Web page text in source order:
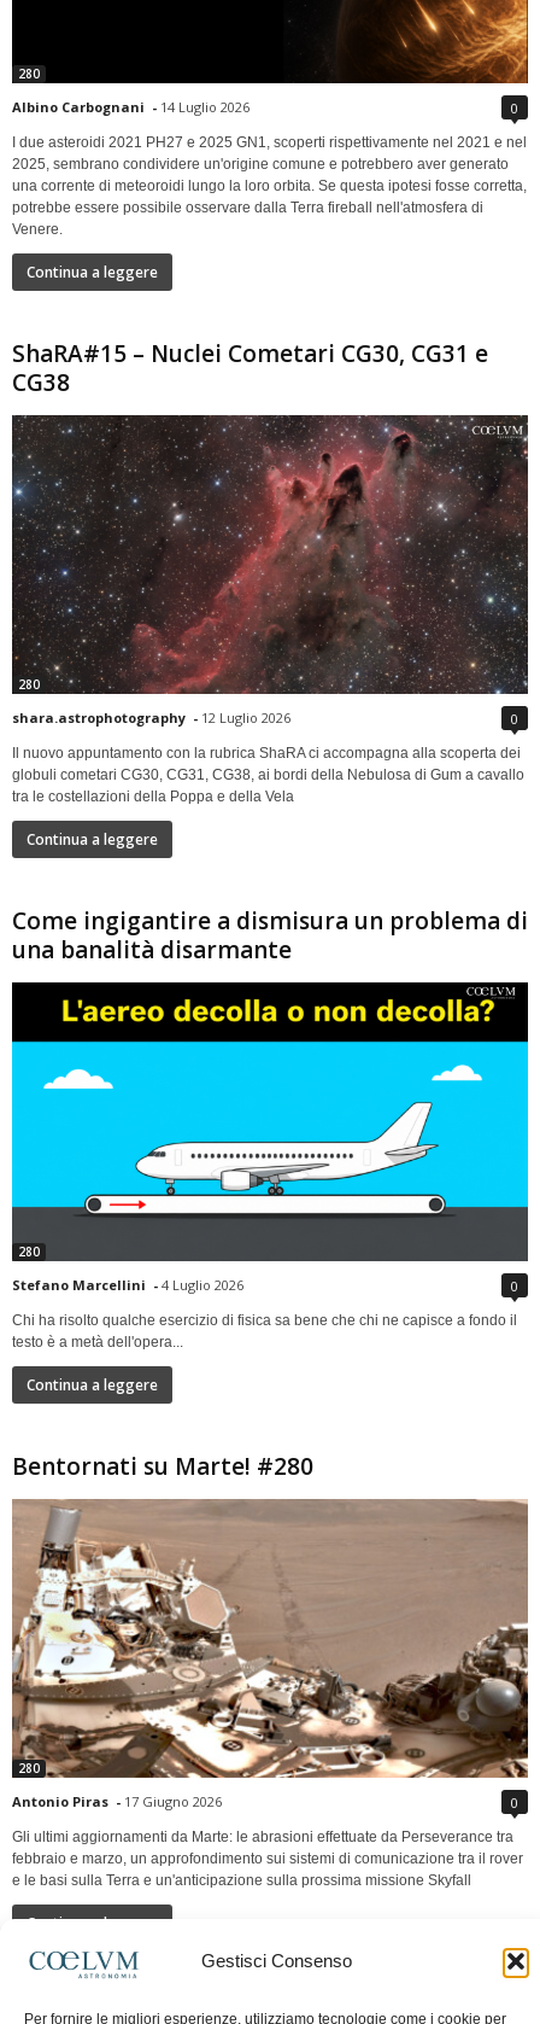
Gestisci Consenso
Per fornire le migliori esperienze, utilizziamo tecnologie come i cookie per
280
Albino Carbognani - 14 Luglio 2026 0
I due asteroidi 2021 PH27 e 2025 GN1, scoperti rispettivamente nel 2021 e nel
2025, sembrano condividere un'origine comune e potrebbero aver generato
una corrente di meteoroidi lungo la loro orbita. Se questa ipotesi fosse corretta,
potrebbe essere possibile osservare dalla Terra fireball nell'atmosfera di
Venere.
Continua a leggere
ShaRA#15 – Nuclei Cometari CG30, CG31 e
CG38
280
shara.astrophotography - 12 Luglio 2026 0
Il nuovo appuntamento con la rubrica ShaRA ci accompagna alla scoperta dei
globuli cometari CG30, CG31, CG38, ai bordi della Nebulosa di Gum a cavallo
tra le costellazioni della Poppa e della Vela
Continua a leggere
Come ingigantire a dismisura un problema di
una banalità disarmante
280
Stefano Marcellini - 4 Luglio 2026 0
Chi ha risolto qualche esercizio di fisica sa bene che chi ne capisce a fondo il
testo è a metà dell'opera...
Continua a leggere
Bentornati su Marte! #280
280
Antonio Piras - 17 Giugno 2026 0
Gli ultimi aggiornamenti da Marte: le abrasioni effettuate da Perseverance tra
febbraio e marzo, un approfondimento sui sistemi di comunicazione tra il rover
e le basi sulla Terra e un'anticipazione sulla prossima missione Skyfall
Continua a leggere